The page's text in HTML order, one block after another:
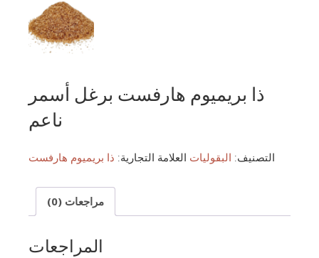
ذا بريميوم هارفست برغل أسمر
ناعم
التصنيف: البقوليات العلامة التجارية: ذا بريميوم هارفست
مراجعات (0)
المراجعات